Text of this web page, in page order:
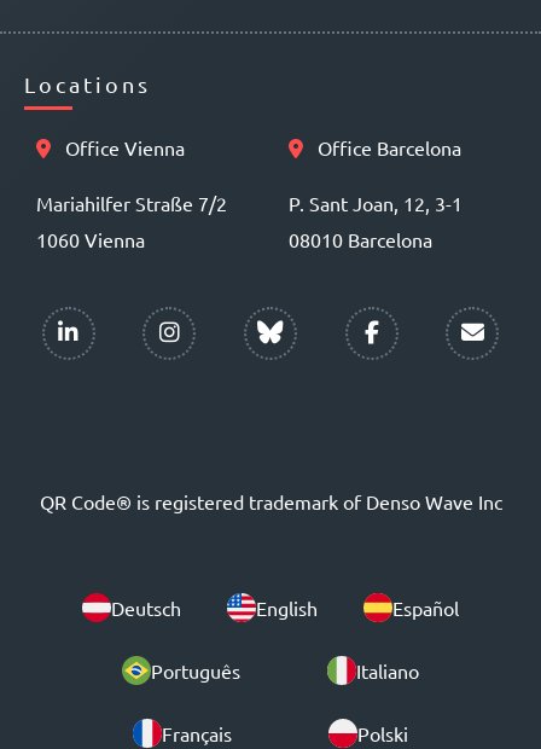
Locations
Office Vienna
Mariahilfer Straße 7/2
1060 Vienna
Office Barcelona
P. Sant Joan, 12, 3-1
08010 Barcelona
QR Code® is registered trademark of Denso Wave Inc
Deutsch English Español
Português Italiano
Français Polski